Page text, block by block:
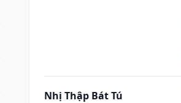
Nhị Thập Bát Tú